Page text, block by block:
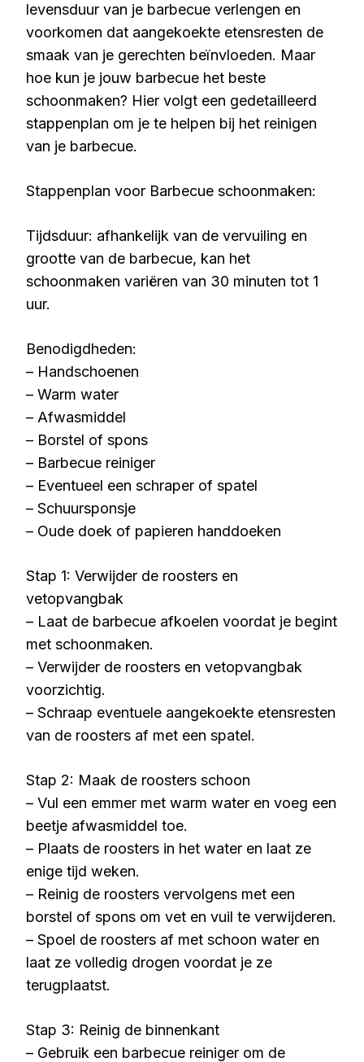
levensduur van je barbecue verlengen en
voorkomen dat aangekoekte etensresten de
smaak van je gerechten beïnvloeden. Maar
hoe kun je jouw barbecue het beste
schoonmaken? Hier volgt een gedetailleerd
stappenplan om je te helpen bij het reinigen
van je barbecue.
Stappenplan voor Barbecue schoonmaken:
Tijdsduur: afhankelijk van de vervuiling en
grootte van de barbecue, kan het
schoonmaken variëren van 30 minuten tot 1
uur.
Benodigdheden:
– Handschoenen
– Warm water
– Afwasmiddel
– Borstel of spons
– Barbecue reiniger
– Eventueel een schraper of spatel
– Schuursponsje
– Oude doek of papieren handdoeken
Stap 1: Verwijder de roosters en
vetopvangbak
– Laat de barbecue afkoelen voordat je begint
met schoonmaken.
– Verwijder de roosters en vetopvangbak
voorzichtig.
– Schraap eventuele aangekoekte etensresten
van de roosters af met een spatel.
Stap 2: Maak de roosters schoon
– Vul een emmer met warm water en voeg een
beetje afwasmiddel toe.
– Plaats de roosters in het water en laat ze
enige tijd weken.
– Reinig de roosters vervolgens met een
borstel of spons om vet en vuil te verwijderen.
– Spoel de roosters af met schoon water en
laat ze volledig drogen voordat je ze
terugplaatst.
Stap 3: Reinig de binnenkant
– Gebruik een barbecue reiniger om de